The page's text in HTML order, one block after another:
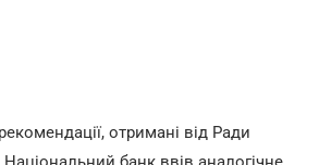
отримані від Ради